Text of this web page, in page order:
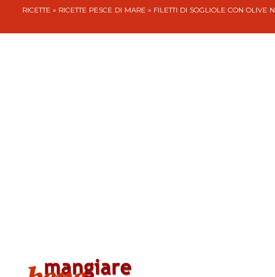
RICETTE » RICETTE PESCE DI MARE » FILETTI DI SOGLIOLE CON OLIVE